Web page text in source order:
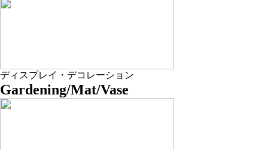
ディスプレイ・デコレーション
Gardening/Mat/Vase